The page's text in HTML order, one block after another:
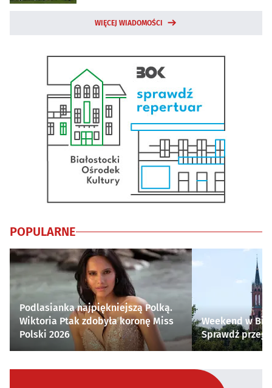
WIĘCEJ WIADOMOŚCI
POPULARNE
Podlasianka najpiękniejszą Polką.
Wiktoria Ptak zdobyła koronę Miss
Polski 2026
Weekend w
Sprawdź